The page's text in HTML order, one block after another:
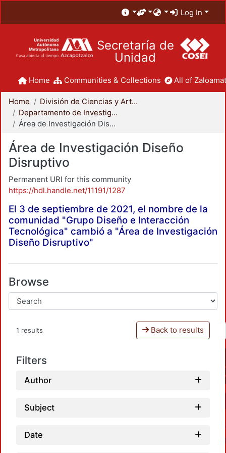
Log In
Secretaría de
Unidad
Home Communities & Collections All of
Home
División de Ciencias y Artes para el Diseño
Departamento de Investigación y Conocimiento para el Diseño
Área de Investigación Diseño Disruptivo
Área de Investigación Diseño
Disruptivo
Permanent URI for this community
https://hdl.handle.net/11191/1287
El 3 de septiembre de 2021, el nombre de la
comunidad "Grupo Diseño e Interacción
Tecnológica" cambió a "Área de Investigación
Diseño Disruptivo"
Browse
1 results Back to results
Filters
Author
Subject
Date